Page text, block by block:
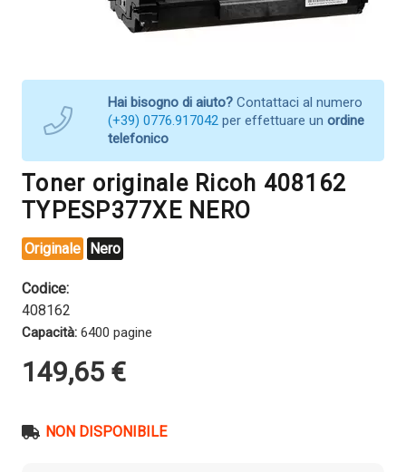
Hai bisogno di aiuto? Contattaci al numero
(+39) 0776.917042 per effettuare un ordine
telefonico
Toner originale Ricoh 408162
TYPESP377XE NERO
Originale Nero
Codice:
408162
Capacità: 6400 pagine
149,65 €
NON DISPONIBILE